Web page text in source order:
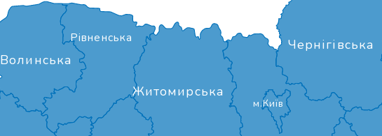
Волинська
Житомирська
м.Київ
Рівненська Чернігівська